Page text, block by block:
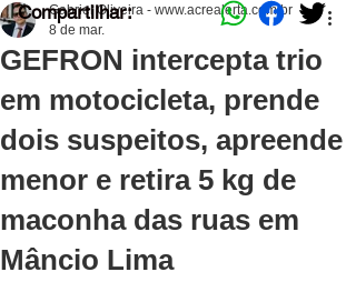
GEFRON intercepta trio
em motocicleta, prende
dois suspeitos, apreende
menor e retira 5 kg de
maconha das ruas em
Mâncio Lima
Gabriel Oliveira - www.acrealerta.com.br
8 de mar.
Compartilhar: